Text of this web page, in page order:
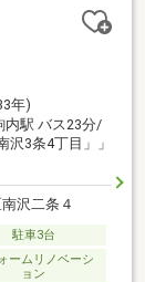
にも困らな
年)
内駅 バス23分/
沢3条4丁目」」
沢二条４
駐車3台
ームリノベーシ
ョン